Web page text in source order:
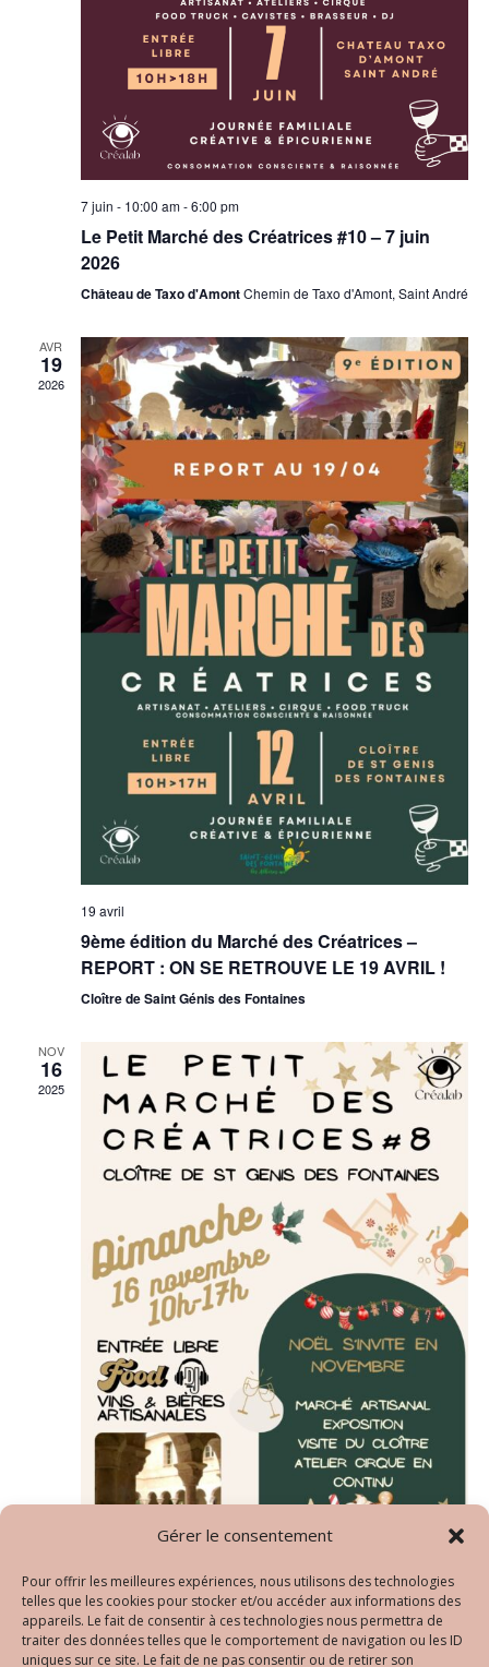
Gérer le consentement
Pour offrir les meilleures expériences, nous utilisons des technologies
telles que les cookies pour stocker et/ou accéder aux informations des
appareils. Le fait de consentir à ces technologies nous permettra de
traiter des données telles que le comportement de navigation ou les ID
uniques sur ce site. Le fait de ne pas consentir ou de retirer son
7 juin - 10:00 am-6:00 pm
Le Petit Marché des Créatrices #10 – 7 juin
2026
Château de Taxo d'AmontChemin de Taxo d'Amont, Saint André
AVR
19
2026
19 avril
9ème édition du Marché des Créatrices –
REPORT : ON SE RETROUVE LE 19 AVRIL !
Cloître de Saint Génis des Fontaines
NOV
16
2025
16 novembre 2025 - 10:00 am-5:00 pm
Le petit marché des créatrices #8 – 16